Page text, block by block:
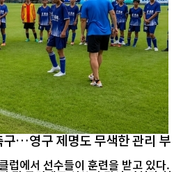
구…영구 제명도 무색한 관리 부
럽에서 선수들이 훈련을 받고 있다.